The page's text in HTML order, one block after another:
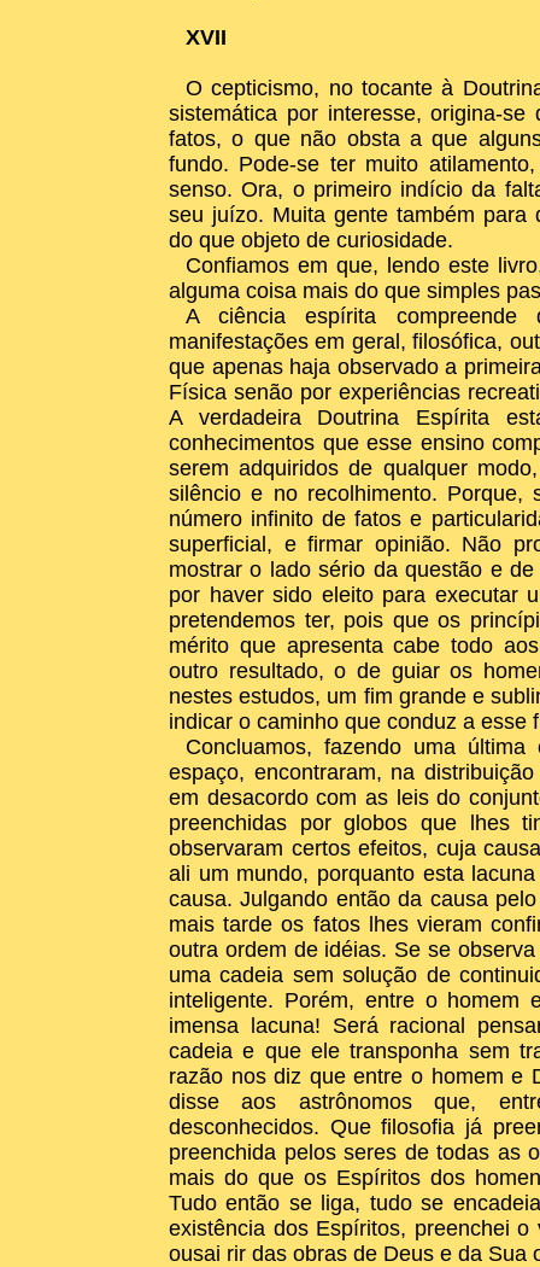
XVII
O cepticismo, no tocante à
sistemática por interesse, origina-
fatos, o que não obsta a que
fundo. Pode-se ter muito
senso. Ora, o primeiro indício da
seu juízo. Muita gente também para
do que objeto de curiosidade.
Confiamos em que, lendo este
alguma coisa mais do que simples
A ciência espírita compreende
manifestações em geral, filosófica,
que apenas haja observado a
Física senão por experiências
A verdadeira Doutrina Espírita
conhecimentos que esse ensino
serem adquiridos de qualquer
silêncio e no recolhimento.
número infinito de fatos e
superficial, e firmar opinião. Não
mostrar o lado sério da questão e
por haver sido eleito para executar
pretendemos ter, pois que os
mérito que apresenta cabe todo
outro resultado, o de guiar os
nestes estudos, um fim grande e
indicar o caminho que conduz a esse
Concluamos, fazendo uma última
espaço, encontraram, na
em desacordo com as leis do
preenchidas por globos que lhes
observaram certos efeitos, cuja
ali um mundo, porquanto esta
causa. Julgando então da causa
mais tarde os fatos lhes vieram
outra ordem de idéias. Se se
uma cadeia sem solução de
inteligente. Porém, entre o
imensa lacuna! Será racional
cadeia e que ele transponha sem
razão nos diz que entre o homem e
disse aos astrônomos que,
desconhecidos. Que filosofia já
preenchida pelos seres de todas as
mais do que os Espíritos dos
Tudo então se liga, tudo se
existência dos Espíritos, preenchei
ousai rir das obras de Deus e da Sua